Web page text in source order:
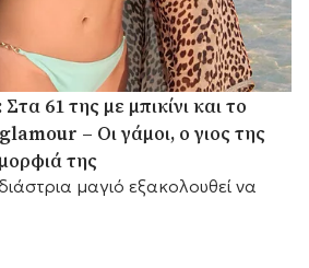
61 της με μπικίνι και το
– Οι γάμοι, ο γιος της
της
μαγιό εξακολουθεί να